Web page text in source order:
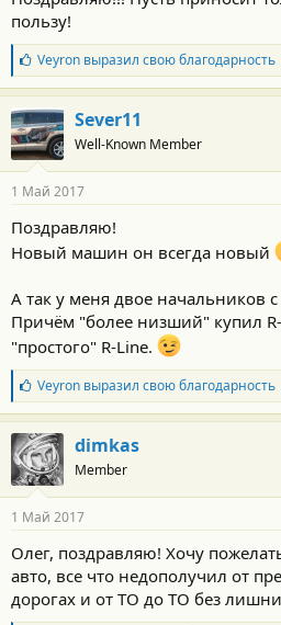
с
т
и
:
пользу!
Б
л
а
г
о
д
а
н
с
т
Veyronвыразил свою благодарность
Sever11
Well-Known Member
1 Май 2017
Поздравляю!
Новый машин он всегда новый
А так у меня двое начальников
Причём "более низший" купил
"простого" R-Line.
Б
л
а
г
о
д
а
н
с
т
и
Veyronвыразил свою благодарность
dimkas
Member
1 Май 2017
Олег, поздравляю! Хочу
авто, все что недополучил от
дорогах и от ТО до ТО без